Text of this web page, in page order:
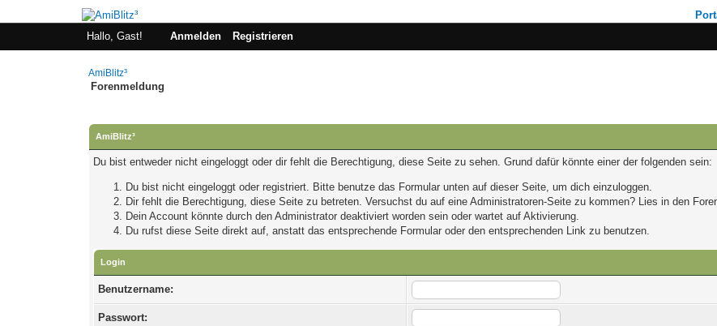
Hallo, Gast!
Anmelden Registrieren
AmiBlitz³
Forenmeldung
AmiBlitz³
Du bist entweder nicht eingeloggt oder dir fehlt die Berechtigung, diese Seite zu sehen. Grund dafür könnte einer der folgenden sein:
Du bist nicht eingeloggt oder registriert. Bitte benutze das Formular unten auf dieser Seite, um dich einzuloggen.
Dir fehlt die Berechtigung, diese Seite zu betreten. Versuchst du auf eine Administratoren-Seite zu kommen? Lies in den
Dein Account könnte durch den Administrator deaktiviert worden sein oder wartet auf Aktivierung.
Du rufst diese Seite direkt auf, anstatt das entsprechende Formular oder den entsprechenden Link zu benutzen.
Login
Benutzername:
Passwort: